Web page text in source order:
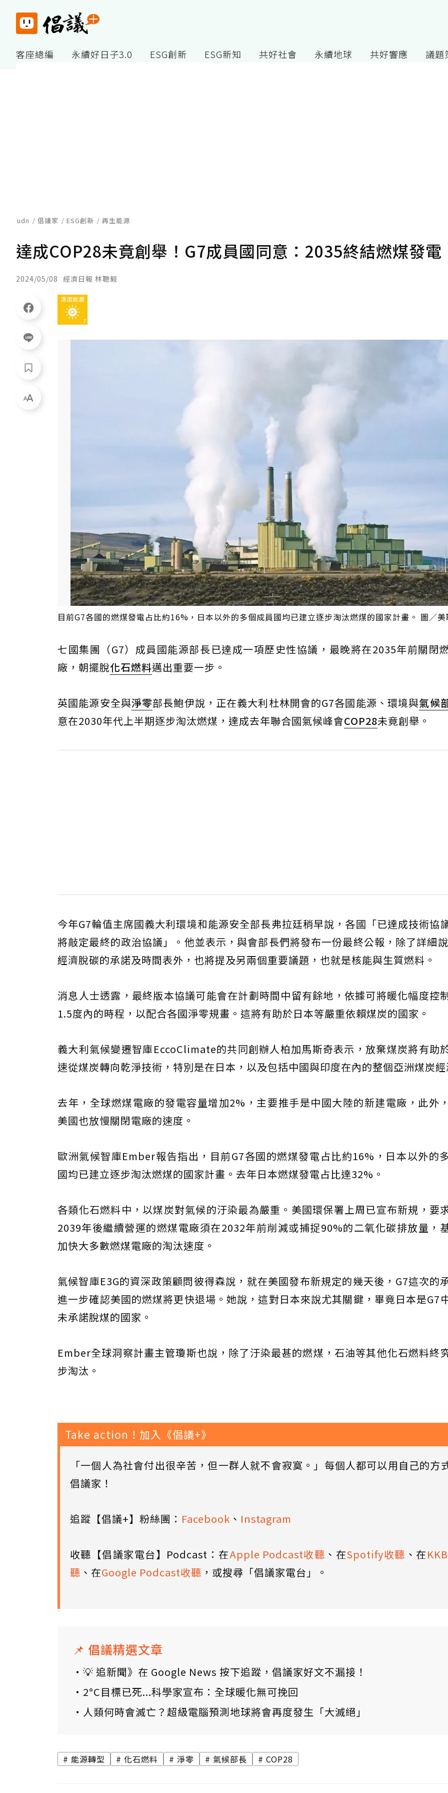
客座總編 永續好日子3.0 ESG創新 ESG新知 共好社會 永續地球 共好響應 議題
udn 倡議家 ESG創新 再生能源
達成COP28未竟創舉！G7成員國同意：2035終結燃煤發電
2024/05/08 經濟日報 林聰毅
目前G7各國的燃煤發電占比約16%，日本以外的多個成員國均已建立逐步淘汰燃煤的國家計畫。 圖／美
七國集團（G7）成員國能源部長已達成一項歷史性協議，最晚將在2035年前關閉
廠，朝擺脫化石燃料邁出重要一步。
英國能源安全與淨零部長鮑伊說，正在義大利杜林開會的G7各國能源、環境與氣候
意在2030年代上半期逐步淘汰燃煤，達成去年聯合國氣候峰會COP28未竟創舉。
今年G7輪值主席國義大利環境和能源安全部長弗拉廷稍早說，各國「已達成技術協
將敲定最終的政治協議」。他並表示，與會部長們將發布一份最終公報，除了詳細
經濟脫碳的承諾及時間表外，也將提及另兩個重要議題，也就是核能與生質燃料。
消息人士透露，最終版本協議可能會在計劃時間中留有餘地，依據可將暖化幅度控
1.5度內的時程，以配合各國淨零規畫。這將有助於日本等嚴重依賴煤炭的國家。
義大利氣候變遷智庫EccoClimate的共同創辦人柏加馬斯奇表示，放棄煤炭將有助
速從煤炭轉向乾淨技術，特別是在日本，以及包括中國與印度在內的整個亞洲煤炭經
去年，全球燃煤電廠的發電容量增加2%，主要推手是中國大陸的新建電廠，此外
美國也放慢關閉電廠的速度。
歐洲氣候智庫Ember報告指出，目前G7各國的燃煤發電占比約16%，日本以外的
國均已建立逐步淘汰燃煤的國家計畫。去年日本燃煤發電占比達32%。
各類化石燃料中，以煤炭對氣候的汙染最為嚴重。美國環保署上周已宣布新規，要
2039年後繼續營運的燃煤電廠須在2032年前削減或捕捉90%的二氧化碳排放量，
加快大多數燃煤電廠的淘汰速度。
氣候智庫E3G的資深政策顧問彼得森說，就在美國發布新規定的幾天後，G7這次的
進一步確認美國的燃煤將更快退場。她說，這對日本來說尤其關鍵，畢竟日本是G7
未承諾脫煤的國家。
Ember全球洞察計畫主管瓊斯也說，除了汙染最甚的燃煤，石油等其他化石燃料終
步淘汰。
Take action！加入《倡議+》
「一個人為社會付出很辛苦，但一群人就不會寂寞。」每個人都可以用自己的方
倡議家！
追蹤【倡議+】粉絲團： Facebook 、 Instagram
收聽【倡議家電台】Podcast：在Apple Podcast收聽 、在Spotify收聽 、在
聽 、在Google Podcast收聽 ，或搜尋「倡議家電台」。
📌 倡議精選文章
💡 追新聞》在 Google News 按下追蹤，倡議家好文不漏接！
2°C目標已死...科學家宣布：全球暖化無可挽回
人類何時會滅亡？超級電腦預測地球將會再度發生「大滅絕」
能源轉型 化石燃料 淨零 氣候部長 COP28